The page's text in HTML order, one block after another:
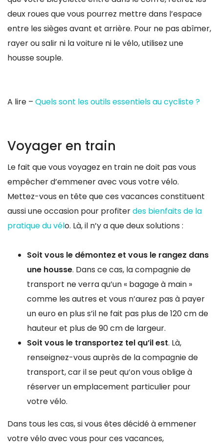
deux roues que vous pourrez mettre dans l’espace
entre les sièges avant et arrière. Pour ne pas abîmer,
rayer ou salir ni la voiture ni le vélo, utilisez une
housse souple.
A lire – Quels sont les outils essentiels au cycliste ?
Voyager en train
Le fait que vous voyagez en train ne doit pas vous
empêcher d’emmener avec vous votre vélo.
Mettez-vous en tête que ces vacances constituent
aussi une occasion pour profiterdes bienfaits de la
pratique du vélo. Là, il n’y a que deux solutions :
Soit vous le démontez et vous le rangez dans
une housse. Dans ce cas, la compagnie de
transport ne verra qu’un « bagage à main »
comme les autres et vous n’aurez pas à payer
un euro en plus s’il ne fait pas plus de 120 cm de
hauteur et plus de 90 cm de largeur.
Soit vous le transportez tel qu’il est. Là,
renseignez-vous auprès de la compagnie de
transport, car il se peut qu’on vous oblige à
réserver un emplacement particulier pour
votre vélo.
Dans tous les cas, si vous êtes décidé à emmener
votre vélo avec vous pour ces vacances,